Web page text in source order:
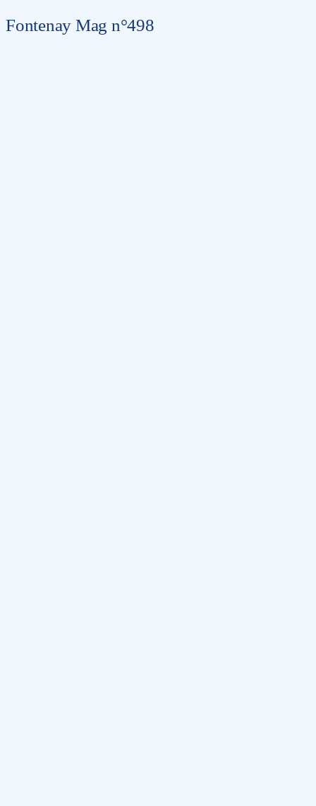
Fontenay Mag n°498